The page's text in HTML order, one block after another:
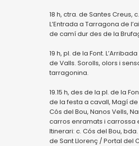
18 h, ctra. de Santes Creus,
L’Entrada a Tarragona de
de camí dur des de la
19 h, pl. de la Font.
de Valls. Sorolls, olors i
tarragonina.
19.15 h, des de la pl. de la
de la festa a cavall, Magí
Cós del Bou, Nanos Vells,
carros enramats i carrossa
Itinerari: c. Cós del Bou,
de Sant Llorenç / Portal del